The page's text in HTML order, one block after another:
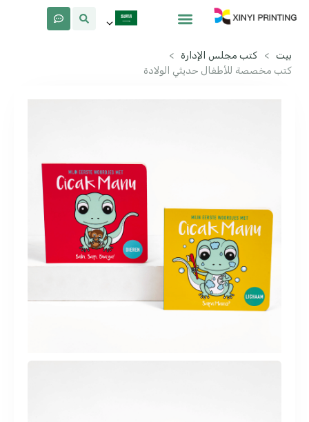
بيت > كتب مجلس الإدارة
>
كتب مخصصة للأطفال حديثي الولادة